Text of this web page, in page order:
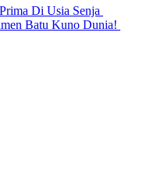
Di Usia Senja
Batu Kuno Dunia!